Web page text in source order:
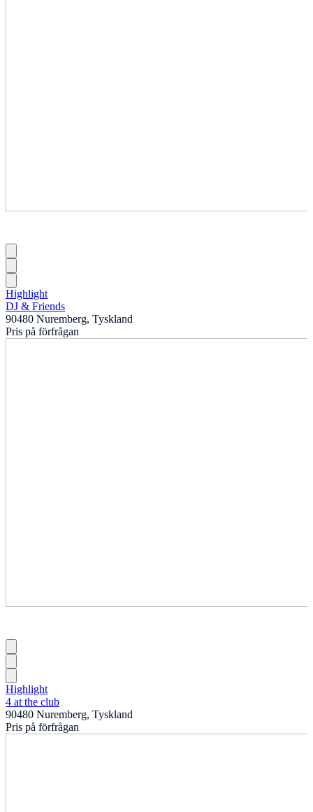
Highlight
DJ & Friends
90480 Nuremberg, Tyskland
Pris på förfrågan
Highlight
4 at the club
90480 Nuremberg, Tyskland
Pris på förfrågan